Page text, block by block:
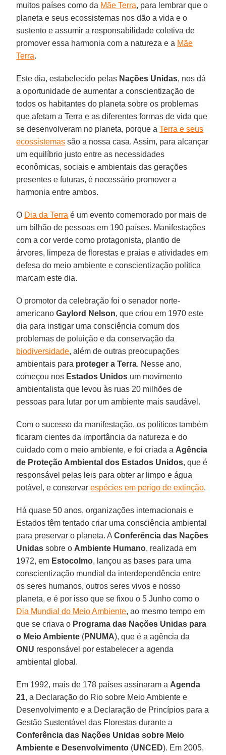
muitos países como da Mãe Terra, para lembrar que o
planeta e seus ecossistemas nos dão a vida e o
sustento e assumir a responsabilidade coletiva de
promover essa harmonia com a natureza e a Mãe
Terra.
Este dia, estabelecido pelas Nações Unidas, nos dá
a oportunidade de aumentar a conscientização de
todos os habitantes do planeta sobre os problemas
que afetam a Terra e as diferentes formas de vida que
se desenvolveram no planeta, porque aTerra e seus
ecossistemas são a nossa casa. Assim, para alcançar
um equilíbrio justo entre as necessidades
econômicas, sociais e ambientais das gerações
presentes e futuras, é necessário promover a
harmonia entre ambos.
O Dia da Terra é um evento comemorado por mais de
um bilhão de pessoas em 190 países. Manifestações
com a cor verde como protagonista, plantio de
árvores, limpeza de florestas e praias e atividades em
defesa do meio ambiente e conscientização política
marcam este dia.
O promotor da celebração foi o senador norte-
americanoGaylord Nelson, que criou em 1970 este
dia para instigar uma consciência comum dos
problemas de poluição e da conservação da
biodiversidade, além de outras preocupações
ambientais para proteger a Terra. Nesse ano,
começou nos Estados Unidos um movimento
ambientalista que levou às ruas 20 milhões de
pessoas para lutar por um ambiente mais saudável.
Com o sucesso da manifestação, os políticos também
ficaram cientes da importância da natureza e do
cuidado com o meio ambiente, e foi criada a Agência
de Proteção Ambiental dos Estados Unidos, que é
responsável pelas leis para obter ar limpo e água
potável, e conservarespécies em perigo de extinção.
Há quase 50 anos, organizações internacionais e
Estados têm tentado criar uma consciência ambiental
para preservar o planeta. AConferência das Nações
Unidas sobre o Ambiente Humano, realizada em
1972, em Estocolmo, lançou as bases para uma
conscientização mundial da interdependência entre
os seres humanos, outros seres vivos e nosso
planeta, e é por isso que se fixou o 5 Junho como o
Dia Mundial do Meio Ambiente, ao mesmo tempo em
que se criava o Programa das Nações Unidas para
o Meio Ambiente (PNUMA), que é a agência da
ONU responsável por estabelecer a agenda
ambiental global.
Em 1992, mais de 178 países assinaram a Agenda
21, a Declaração do Rio sobre Meio Ambiente e
Desenvolvimento e a Declaração de Princípios para a
Gestão Sustentável das Florestas durante a
Conferência das Nações Unidas sobre Meio
Ambiente e Desenvolvimento (UNCED). Em 2005,